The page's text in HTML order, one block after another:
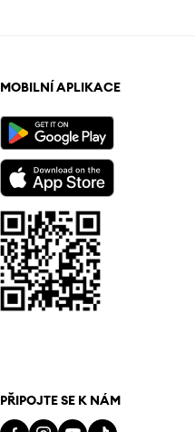
MOBILNÍ APLIKACE
PŘIPOJTE SE K NÁM